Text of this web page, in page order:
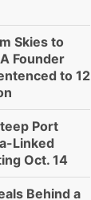
Skies to
Founder
to 12
Port
Linked
Oct. 14
Behind a